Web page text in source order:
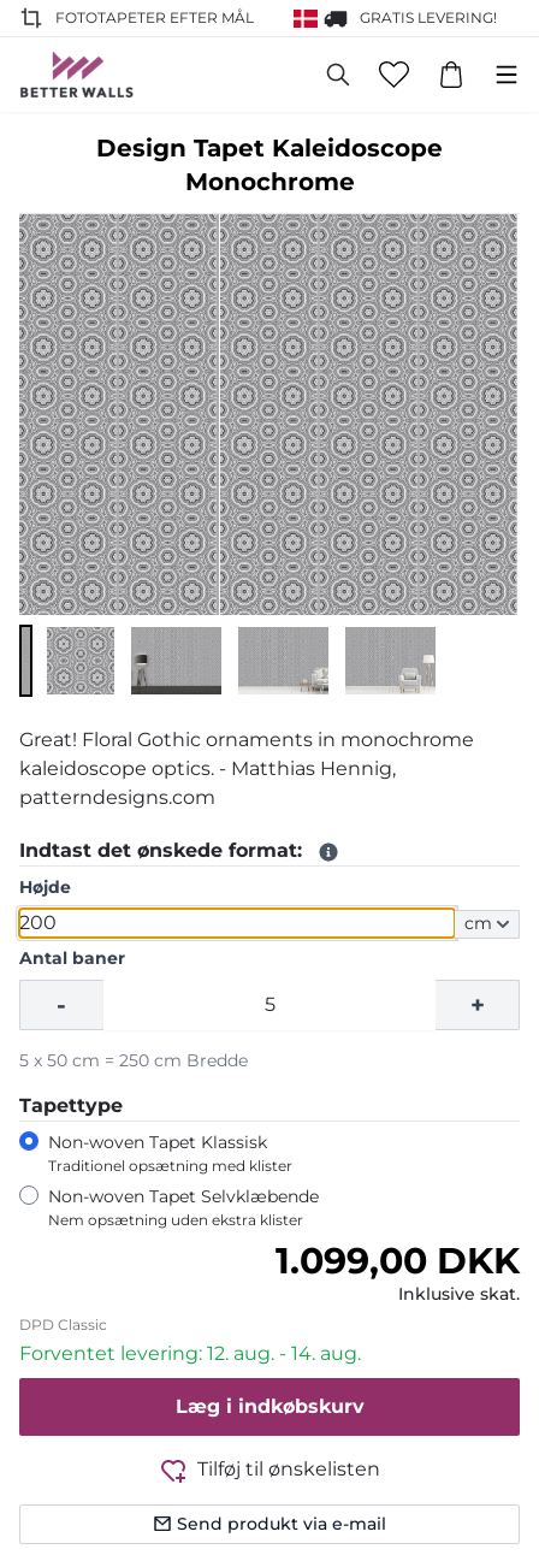
FOTOTAPETER EFTER MÅL GRATIS LEVERING!
Design Tapet Kaleidoscope
Monochrome
Great! Floral Gothic ornaments in monochrome
kaleidoscope optics. - Matthias Hennig,
patterndesigns.com
Indtast det ønskede format:
Højde
cm
Antal baner
- +
5 x 50 cm = 250 cm Bredde
Tapettype
Non-woven Tapet Klassisk
Traditionel opsætning med klister
Non-woven Tapet Selvklæbende
Nem opsætning uden ekstra klister
Normalpris
1.099,00 DKK
Inklusive skat.
DPD Classic
Forventet levering: 12. aug. - 14. aug.
Læg i indkøbskurv
Tilføj til ønskelisten
Send produkt via e-mail